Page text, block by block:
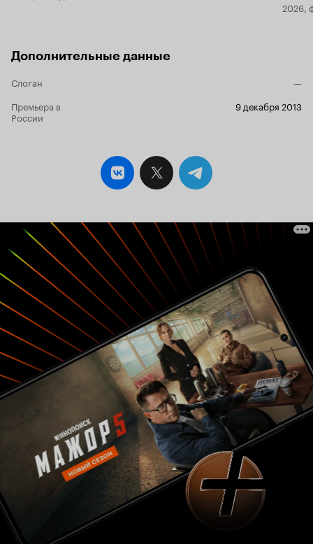
2026,
Дополнительные данные
Слоган
—
Премьера в
России
9 декабря 2013